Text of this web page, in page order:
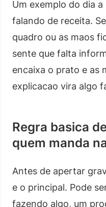
Um exemplo do dia
falando de receita.
quadro ou as maos
sente que falta
encaixa o prato e as
explicacao vira algo
Regra basica
quem manda
Antes de apertar
e o principal. Pode
fazendo algo, um